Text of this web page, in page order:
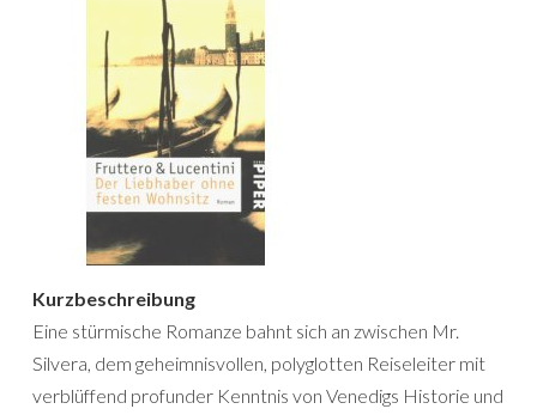
Kurzbeschreibung
Eine stürmische Romanze bahnt sich an zwischen Mr.
Silvera, dem geheimnisvollen, polyglotten Reiseleiter mit
verblüffend profunder Kenntnis von Venedigs Historie und